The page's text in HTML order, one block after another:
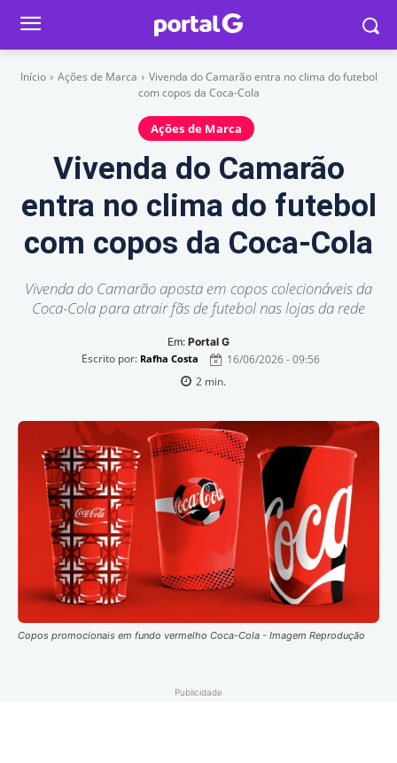
Início Ações de Marca
Vivenda do Camarão entra no clima do futebol
com copos da Coca-Cola
Ações de Marca
Vivenda do Camarão
entra no clima do futebol
com copos da Coca-Cola
Vivenda do Camarão aposta em copos colecionáveis da
Coca-Cola para atrair fãs de futebol nas lojas da rede
Em: Portal G
Escrito por: Rafha Costa
16/06/2026 - 09:56
2min.
Copos promocionais em fundo vermelho Coca-Cola - Imagem Reprodução
Publicidade